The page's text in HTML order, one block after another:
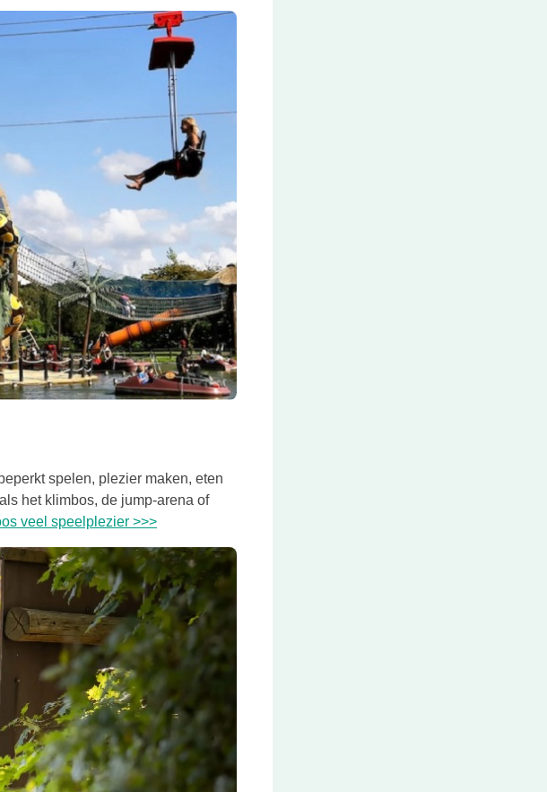
spelen, plezier maken, eten
het klimbos, de jump-arena of
veel speelplezier >>>Deze link opent in een nieuwe tab